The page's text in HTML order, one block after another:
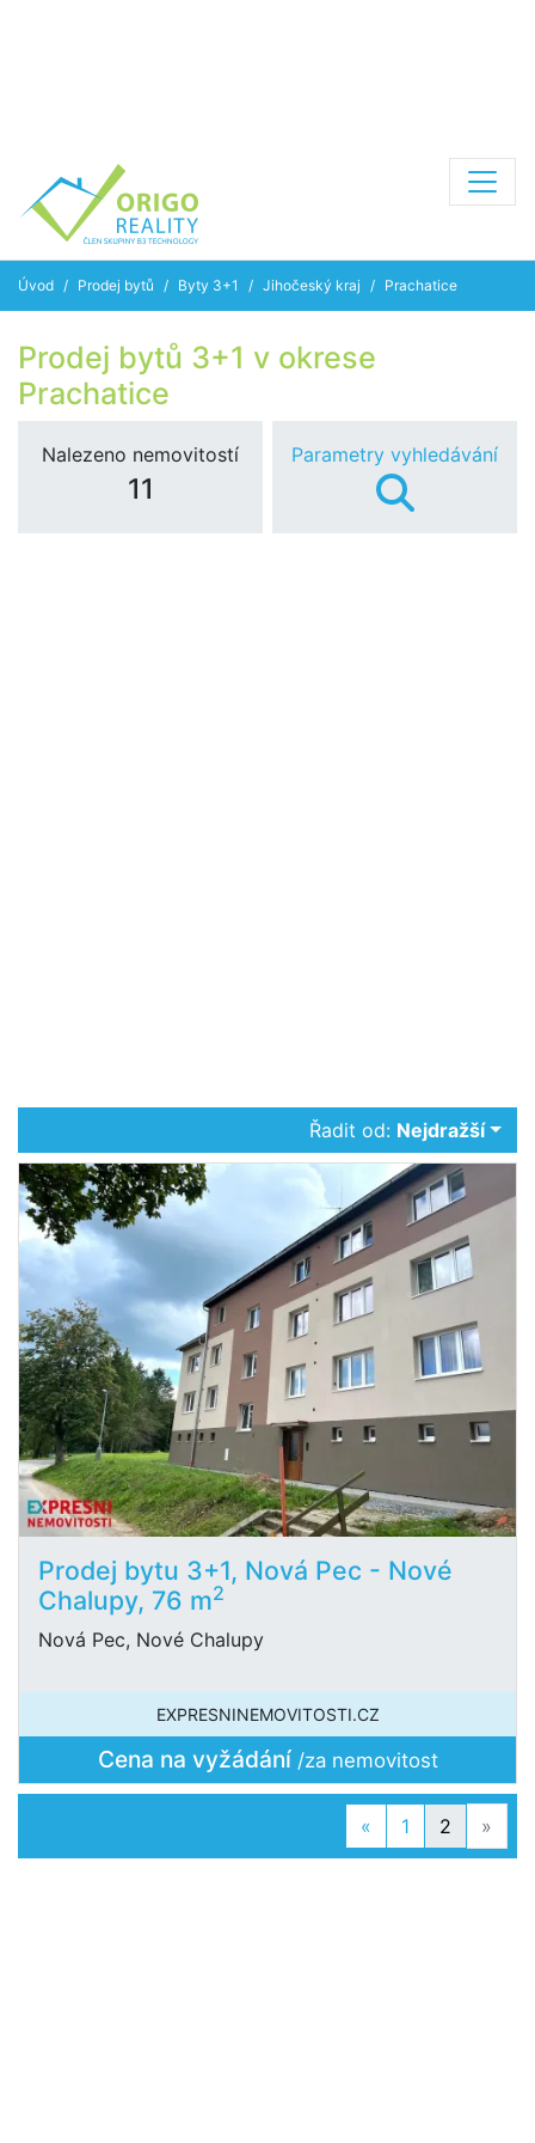
Úvod Prodej bytů Byty 3+1 Jihočeský kraj Prachatice
Prodej bytů 3+1 v okrese
Prachatice
Nalezeno nemovitostí
11
Parametry vyhledávání
Řadit od: Nejdražší
Prodej bytu 3+1, Nová Pec - Nové
Chalupy, 76 m2
Nová Pec, Nové Chalupy
EXPRESNINEMOVITOSTI.CZ
Cena na vyžádání /za nemovitost
« Previous
1 2 »